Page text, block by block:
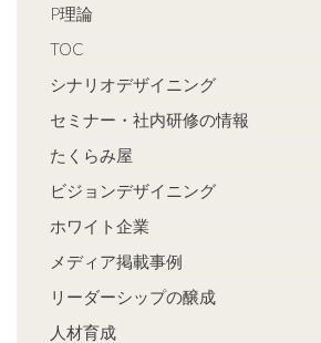
P理論
TOC
シナリオデザイニング
セミナー・社内研修の情報
たくらみ屋
ビジョンデザイニング
ホワイト企業
メディア掲載事例
リーダーシップの醸成
人材育成